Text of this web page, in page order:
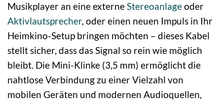
Musikplayer an eine externeStereoanlageoder
Aktivlautsprecher, oder einen neuen Impuls in Ihr
Heimkino-Setup bringen möchten – dieses Kabel
stellt sicher, dass das Signal so rein wie möglich
bleibt. Die Mini-Klinke (3,5 mm) ermöglicht die
nahtlose Verbindung zu einer Vielzahl von
mobilen Geräten und modernen Audioquellen,